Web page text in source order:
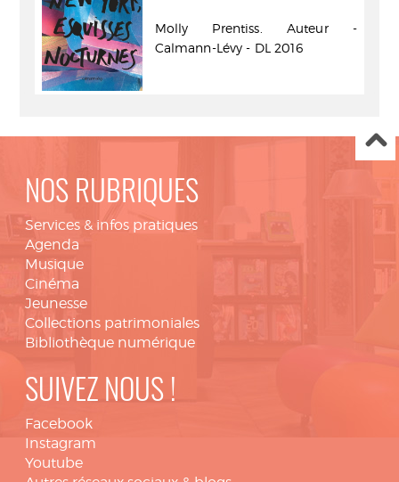
Molly Prentiss. Auteur -
Calmann-Lévy - DL 2016
NOS RUBRIQUES
Services & infos pratiques
Agenda
Musique
Cinéma
Jeunesse
Collections patrimoniales
Bibliothèque numérique
SUIVEZ NOUS !
Facebook
Instagram
Youtube